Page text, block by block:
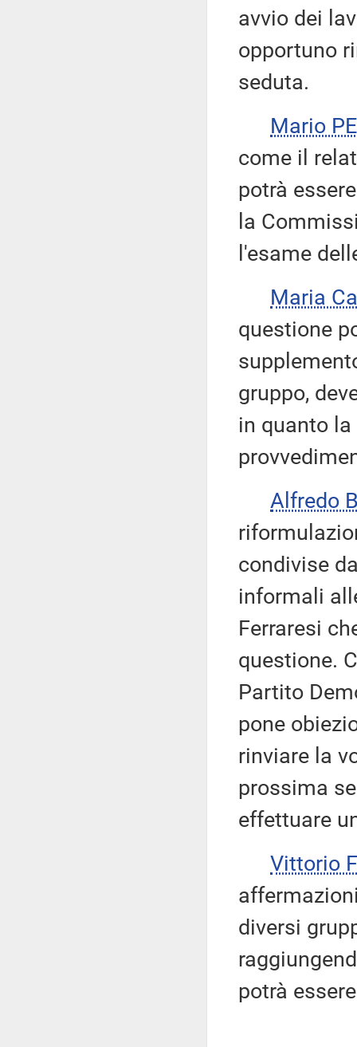
avvio dei
opportuno
seduta.
Mario
come il
potrà
la
l'esame
Maria
questione
gruppo,
in quanto
Alfredo
condivise
informali
Ferraresi
questione.
Partito
pone
rinviare la
prossima
effettuare
Vittorio
diversi
potrà